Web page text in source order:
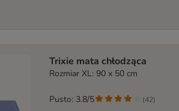
Trixie mata chłodząca
Rozmiar XL: 90 x 50 cm
Pusto: 3.8/5 (42)